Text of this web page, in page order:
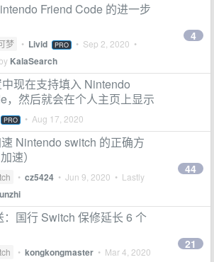
Friend Code 的进一步
梦 • Livid PRO • Sep 2, 2020 •
KalaSearch
4
现在支持填入 Nintendo
，然后就会在个人主页上显示
PRO • Aug 17, 2020
Nintendo switch 的正确方
速）
• cz5424 • Jun 9, 2020 • Lastly
44
：国行 Switch 保修延长 6 个
• kongkongmaster • Mar 4, 2020
21